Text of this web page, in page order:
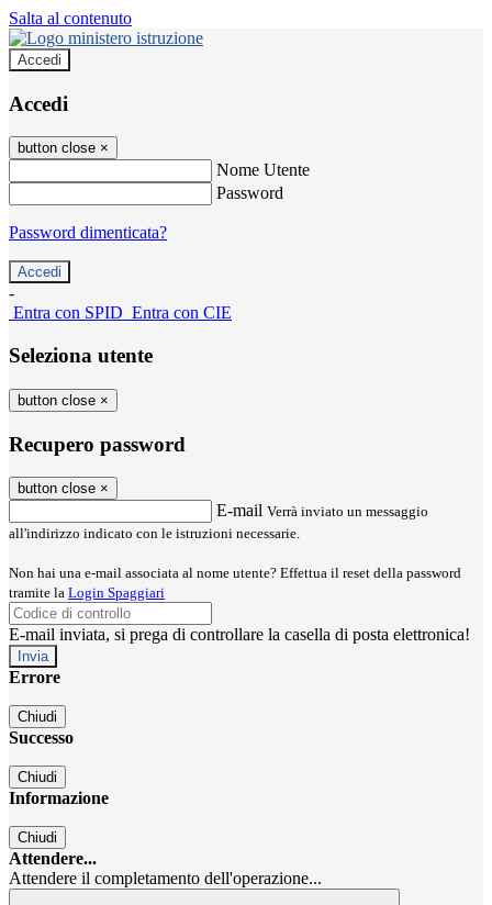
Salta al contenuto
Accedi
Accedi
button close ×
Nome Utente
Password
Password dimenticata?
-
Entra con SPID Entra con CIE
Seleziona utente
button close ×
Recupero password
button close ×
E-mail Verrà inviato un messaggio
all'indirizzo indicato con le istruzioni necessarie.
Non hai una e-mail associata al nome utente? Effettua il reset della password
tramite la Login Spaggiari
E-mail inviata, si prega di controllare la casella di posta elettronica!
Errore
Chiudi
Successo
Chiudi
Informazione
Chiudi
Attendere...
Attendere il completamento dell'operazione...